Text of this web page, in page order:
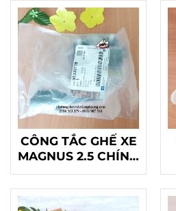
CÔNG TẮC GHẾ XE
MAGNUS 2.5 CHÍNH
HÃNG